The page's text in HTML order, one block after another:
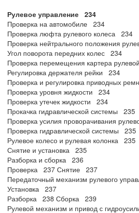
Рулевое управление 234
Проверка на автомобиле 234
Проверка люфта рулевого колеса 234
Проверка нейтрального положения
Угол поворота передних колес 234
Проверка перемещения картера
Регулировка держателя рейки 234
Проверка и регулировка приводных
Проверка уровня жидкости 234
Проверка утечек жидкости 234
Прокачка гидравлической системы 235
Проверка усилия проворачивания
Проверка гидравлической системы 235
Рулевое колесо и рулевая колонка 235
Снятие и установка 235
Разборка и сборка 236
Проверка 237 Снятие 237
Передаточный механизм рулевого
Установка 237
Разборка 238 Сборка 239
Рулевой механизм и привод с